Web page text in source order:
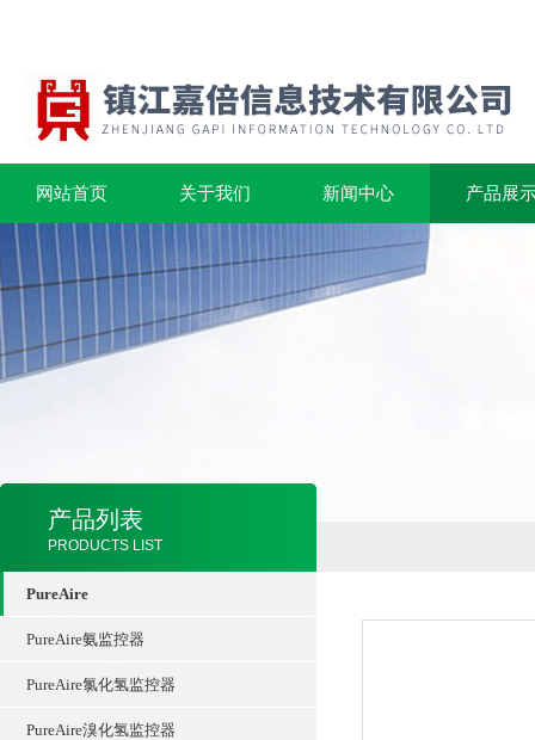
网站首页 关于我们 新闻中心 产品展
产品列表
PRODUCTS LIST
PureAire
PureAire氨监控器
PureAire氯化氢监控器
PureAire溴化氢监控器